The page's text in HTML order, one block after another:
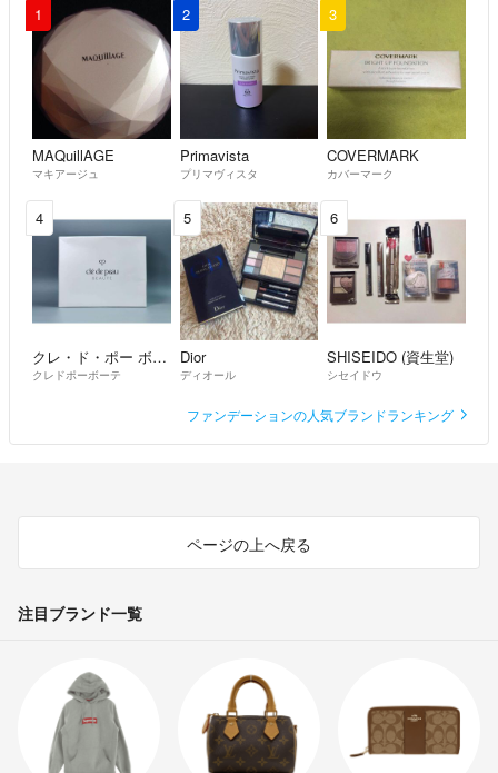
1
MAQuillAGE
マキアージュ
2
Primavista
プリマヴィスタ
3
COVERMARK
カバーマーク
4
クレ・ド・ポー ボーテ
クレドポーボーテ
5
Dior
ディオール
6
SHISEIDO (資生堂)
シセイドウ
ファンデーションの人気ブランドランキング
ページの上へ戻る
注目ブランド一覧